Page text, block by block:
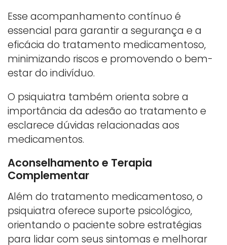
Esse acompanhamento contínuo é
essencial para garantir a segurança e a
eficácia do tratamento medicamentoso,
minimizando riscos e promovendo o bem-
estar do indivíduo.
O psiquiatra também orienta sobre a
importância da adesão ao tratamento e
esclarece dúvidas relacionadas aos
medicamentos.
Aconselhamento e Terapia
Complementar
Além do tratamento medicamentoso, o
psiquiatra oferece suporte psicológico,
orientando o paciente sobre estratégias
para lidar com seus sintomas e melhorar